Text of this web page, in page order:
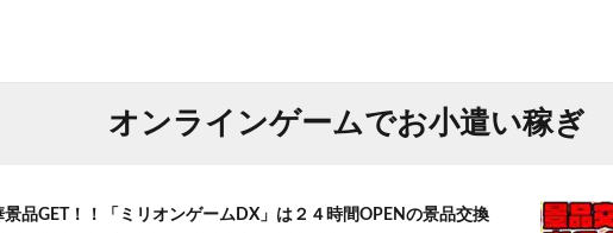
オンラインゲームでお小遣い稼ぎ
品GET！！「ミリオンゲームDX」は２４時間OPENの景品交換